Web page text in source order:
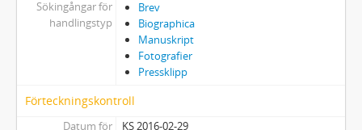
Sökingångar för
handlingstyp
Brev
Biographica
Manuskript
Fotografier
Pressklipp
Förteckningskontroll
Datum för
KS 2016-02-29